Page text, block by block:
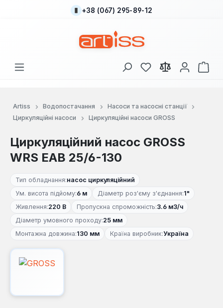
Перейти до основного вмісту
+38 (067) 295-89-12
У вас є 0 у списку
Artiss Водопостачання
Насоси та насосні станції
Циркуляційні насоси
Циркуляційні насоси GROSS
Циркуляційний насос GROSS
WRS EAB 25/6-130
Тип обладнання:насос циркуляційний
Ум. висота підйому:6 м Діаметр роз'єму з'єднання:1"
Живлення:220 В Пропускна спроможність:3.6 м3/ч
Діаметр умовного проходу:25 мм
Монтажна довжина:130 мм Країна виробник:Україна